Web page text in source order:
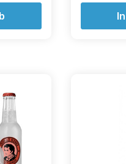
des
sind.
der
wird